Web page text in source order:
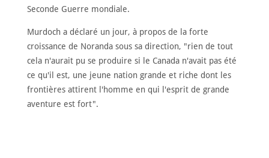
Seconde Guerre mondiale.
Murdoch a déclaré un jour, à propos de la forte
croissance de Noranda sous sa direction, "rien de tout
cela n'aurait pu se produire si le Canada n'avait pas été
ce qu'il est, une jeune nation grande et riche dont les
frontières attirent l'homme en qui l'esprit de grande
aventure est fort".